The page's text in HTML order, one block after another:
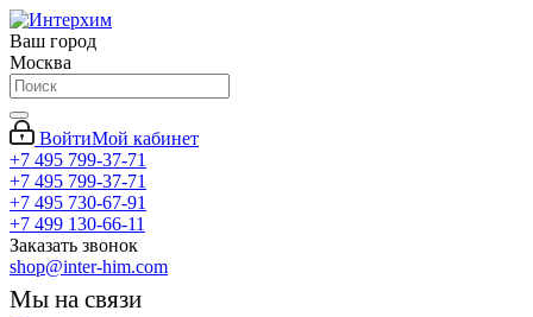
Ваш город
Москва
ВойтиМой кабинет
+7 495 799-37-71
+7 495 799-37-71
+7 495 730-67-91
+7 499 130-66-11
Заказать звонок
shop@inter-him.com
Мы на связи